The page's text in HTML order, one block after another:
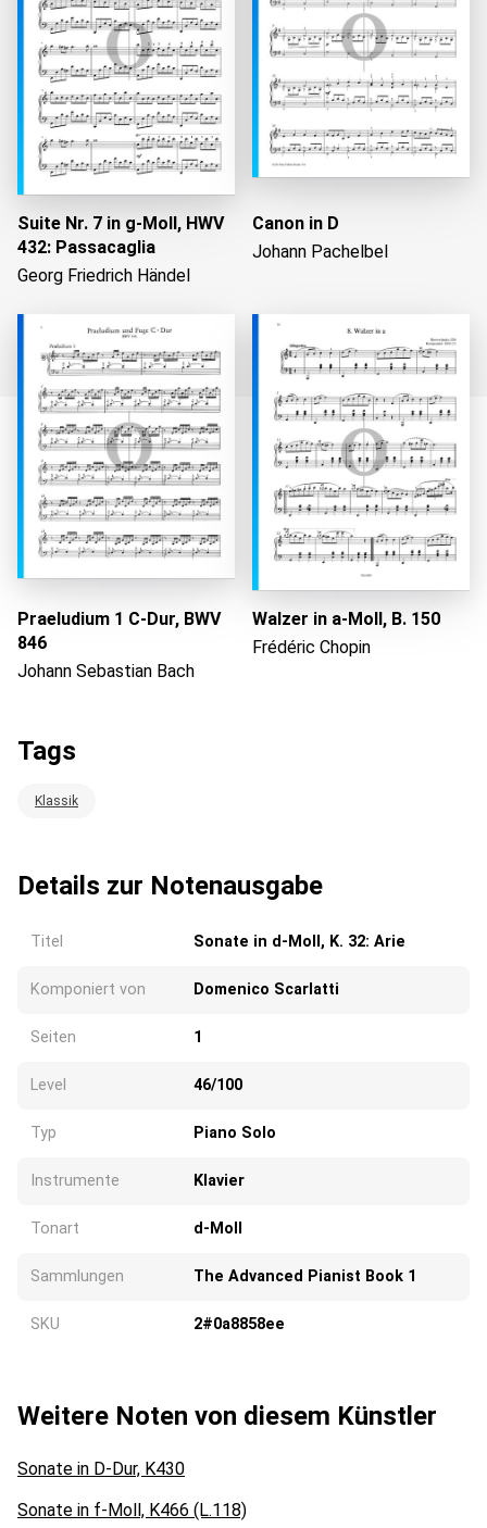
Wird geladen...
Suite Nr. 7 in g-Moll, HWV
432: Passacaglia
Georg Friedrich Händel
Canon in D
Johann Pachelbel
Praeludium 1 C-Dur, BWV
846
Johann Sebastian Bach
Walzer in a-Moll, B. 150
Frédéric Chopin
Tags
Klassik
Details zur Notenausgabe
Titel Sonate in d-Moll, K. 32: Arie
Komponiert von Domenico Scarlatti
Seiten 1
Level 46/100
Typ Piano Solo
Instrumente Klavier
Tonart d-Moll
Sammlungen The Advanced Pianist Book 1
SKU 2#0a8858ee
Weitere Noten von diesem Künstler
Sonate in D-Dur, K430
Sonate in f-Moll, K466 (L.118)